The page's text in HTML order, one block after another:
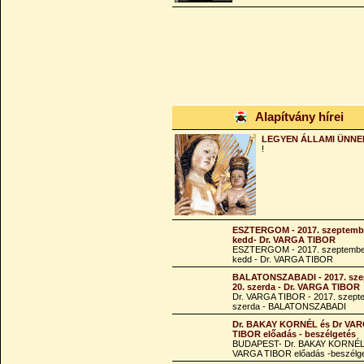
Alapítvány hírei
LEGYEN ÁLLAMI
!
ESZTERGOM - 2017.
kedd- Dr. VARGA TIBOR
ESZTERGOM - 2017.
kedd - Dr. VARGA TIBOR
BALATONSZABADI - 2017.
20. szerda - Dr. VARGA TIBOR
Dr. VARGA TIBOR - 2017.
szerda - BALATONSZABADI
Dr. BAKAY KORNÉL és Dr
TIBOR előadás - beszélgetés
BUDAPEST- Dr. BAKAY
VARGA TIBOR előadás -